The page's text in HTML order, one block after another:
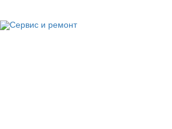
Сервис и ремонт